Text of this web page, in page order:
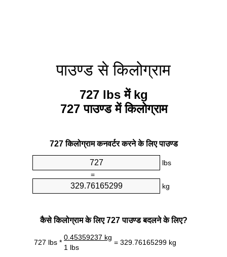
पाउण्ड से किलोग्राम
727 lbs में kg
727 पाउण्ड में किलोग्राम
727 किलोग्राम कनवर्टर करने के लिए पाउण्ड
lbs
=
kg
कैसे किलोग्राम के लिए 727 पाउण्ड बदलने के लिए?
727 lbs *
0.45359237 kg
= 329.76165299 kg
1 lbs